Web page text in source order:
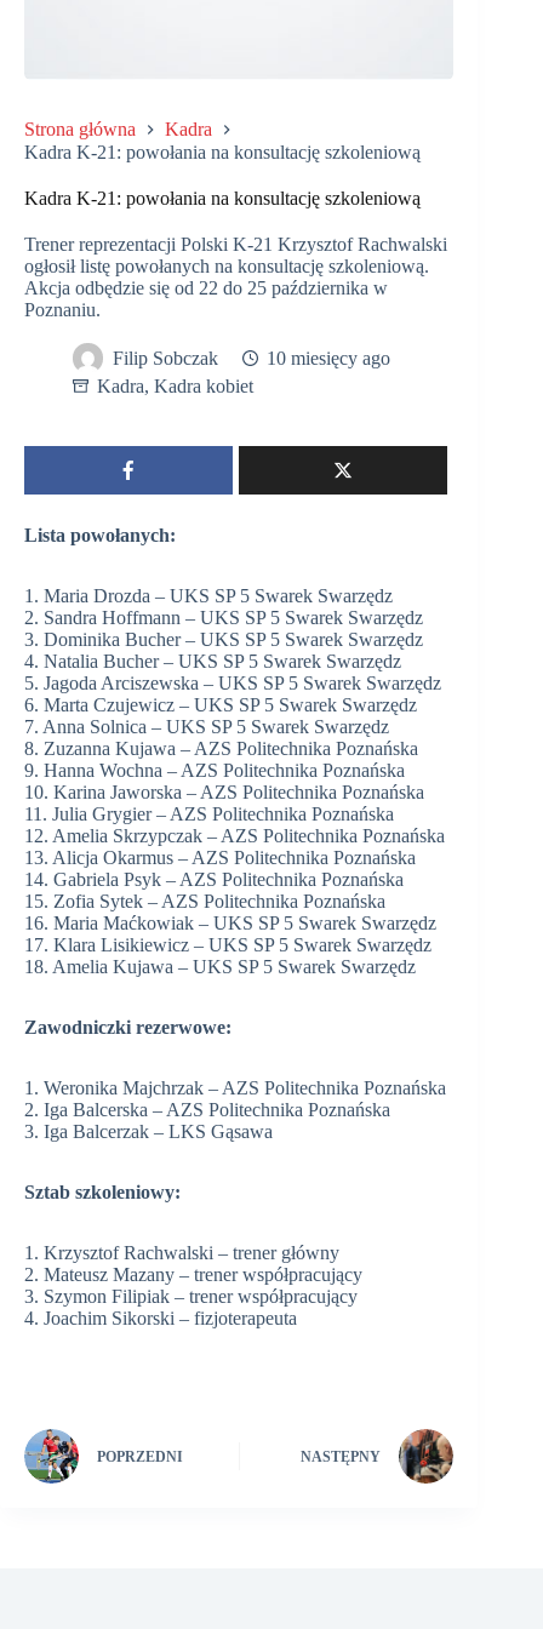
Strona główna
Kadra
Kadra K-21: powołania na konsultację szkoleniową
Kadra K-21: powołania na konsultację szkoleniową
Trener reprezentacji Polski K-21 Krzysztof Rachwalski
ogłosił listę powołanych na konsultację szkoleniową.
Akcja odbędzie się od 22 do 25 października w
Poznaniu.
Filip Sobczak
10 miesięcy ago
Kadra, Kadra kobiet
Lista powołanych:
1. Maria Drozda – UKS SP 5 Swarek Swarzędz
2. Sandra Hoffmann – UKS SP 5 Swarek Swarzędz
3. Dominika Bucher – UKS SP 5 Swarek Swarzędz
4. Natalia Bucher – UKS SP 5 Swarek Swarzędz
5. Jagoda Arciszewska – UKS SP 5 Swarek Swarzędz
6. Marta Czujewicz – UKS SP 5 Swarek Swarzędz
7. Anna Solnica – UKS SP 5 Swarek Swarzędz
8. Zuzanna Kujawa – AZS Politechnika Poznańska
9. Hanna Wochna – AZS Politechnika Poznańska
10. Karina Jaworska – AZS Politechnika Poznańska
11. Julia Grygier – AZS Politechnika Poznańska
12. Amelia Skrzypczak – AZS Politechnika Poznańska
13. Alicja Okarmus – AZS Politechnika Poznańska
14. Gabriela Psyk – AZS Politechnika Poznańska
15. Zofia Sytek – AZS Politechnika Poznańska
16. Maria Maćkowiak – UKS SP 5 Swarek Swarzędz
17. Klara Lisikiewicz – UKS SP 5 Swarek Swarzędz
18. Amelia Kujawa – UKS SP 5 Swarek Swarzędz
Zawodniczki rezerwowe:
1. Weronika Majchrzak – AZS Politechnika Poznańska
2. Iga Balcerska – AZS Politechnika Poznańska
3. Iga Balcerzak – LKS Gąsawa
Sztab szkoleniowy:
1. Krzysztof Rachwalski – trener główny
2. Mateusz Mazany – trener współpracujący
3. Szymon Filipiak – trener współpracujący
4. Joachim Sikorski – fizjoterapeuta
POPRZEDNI NASTĘPNY